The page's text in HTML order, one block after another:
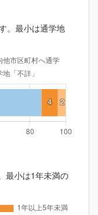
。最小は通学地
最小は1年未満の